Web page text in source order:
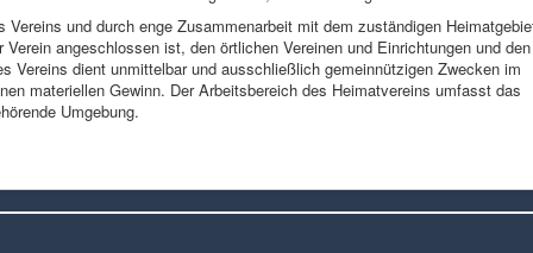
und durch enge Zusammenarbeit mit dem zuständigen
angeschlossen ist, den örtlichen Vereinen und Einrichtungen und den
Vereins dient unmittelbar und ausschließlich gemeinnützigen Zwecken im
materiellen Gewinn. Der Arbeitsbereich des Heimatvereins umfasst das
Umgebung.